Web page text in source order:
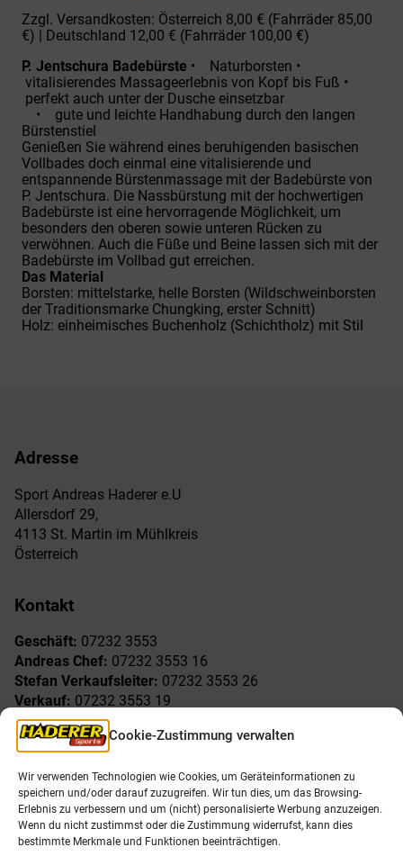
Cookie-Zustimmung verwalten
Wir verwenden Technologien wie Cookies, um Geräteinformationen zu
speichern und/oder darauf zuzugreifen. Wir tun dies, um das Browsing-
Erlebnis zu verbessern und um (nicht) personalisierte Werbung anzuzeigen.
Wenn du nicht zustimmst oder die Zustimmung widerrufst, kann dies
bestimmte Merkmale und Funktionen beeinträchtigen.
Zzgl. Versandkosten: Österreich 8,00 € (Fahrräder 85,00
€) | Deutschland 12,00 € (Fahrräder 100,00 €)
P. Jentschura Badebürste • Naturborsten •
vitalisierendes Massageerlebnis von Kopf bis Fuß •
perfekt auch unter der Dusche einsetzbar
• gute und leichte Handhabung durch den langen
Bürstenstiel
Genießen Sie während eines beruhigenden basischen
Vollbades doch einmal eine vitalisierende und
entspannende Bürstenmassage mit der Badebürste von
P. Jentschura. Die Nassbürstung mit der hochwertigen
Badebürste ist eine hervorragende Möglichkeit, um
besonders den oberen sowie unteren Rücken zu
verwöhnen. Auch die Füße und Beine lassen sich mit der
Badebürste im Vollbad gut erreichen.
Das Material
Borsten: mittelstarke, helle Borsten (Wildschweinborsten
der Traditionsmarke Chungking, erster Schnitt)
Holz: einheimisches Buchenholz (Schichtholz) mit Stil
Adresse
Sport Andreas Haderer e.U
Allersdorf 29,
4113 St. Martin im Mühlkreis
Österreich
Kontakt
Geschäft: 07232 3553
Andreas Chef: 07232 3553 16
Stefan Verkaufsleiter: 07232 3553 26
Verkauf: 07232 3553 19
Reklamationen:
Freude am Sport
AGB
Impressum
Datenschutzerklärung
Allgemeines
Öffnungszeiten
Unser Team